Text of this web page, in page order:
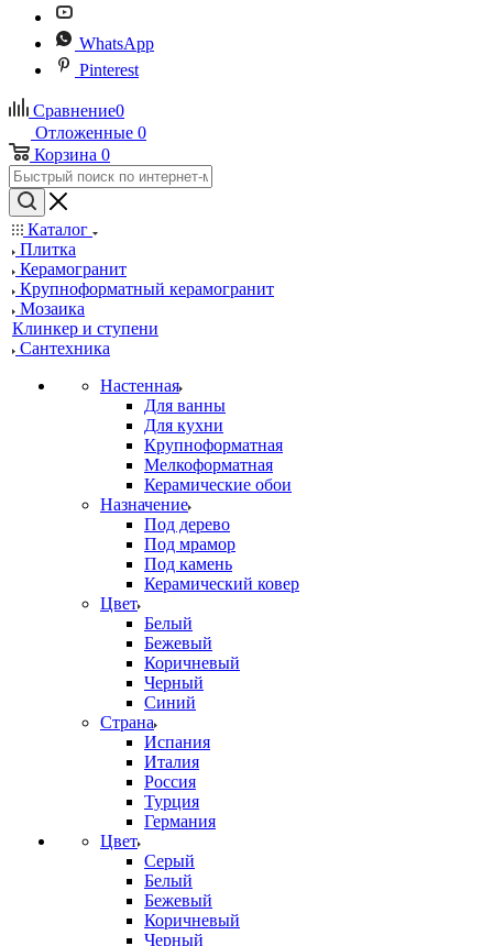
WhatsApp
Pinterest
Сравнение0
Отложенные 0
Корзина 0
Каталог
Плитка
Керамогранит
Крупноформатный керамогранит
Мозаика
Клинкер и ступени
Сантехника
Настенная
Для ванны
Для кухни
Крупноформатная
Мелкоформатная
Керамические обои
Назначение
Под дерево
Под мрамор
Под камень
Керамический ковер
Цвет
Белый
Бежевый
Коричневый
Черный
Синий
Страна
Испания
Италия
Россия
Турция
Германия
Цвет
Серый
Белый
Бежевый
Коричневый
Черный